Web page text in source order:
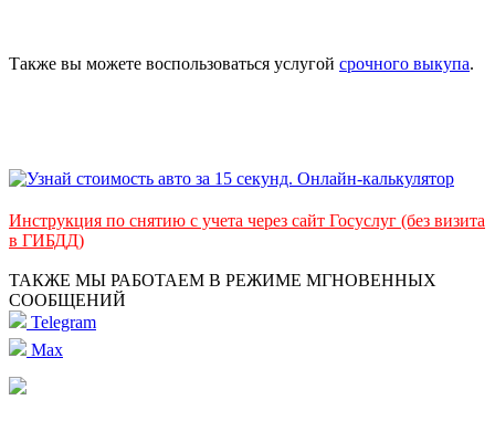
Также вы можете воспользоваться услугой срочного выкупа.
Инструкция по снятию с учета через сайт Госуслуг (без визита
в ГИБДД)
ТАКЖЕ МЫ РАБОТАЕМ В РЕЖИМЕ МГНОВЕННЫХ
СООБЩЕНИЙ
Telegram
Max